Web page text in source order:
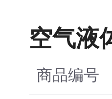
空气液
商品编号